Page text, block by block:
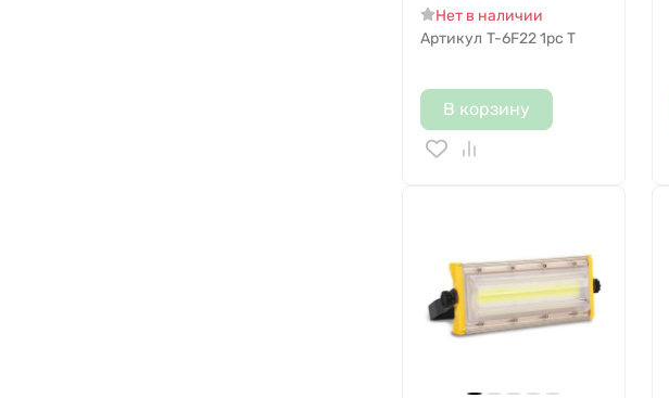
Нет в наличии
Артикул T-6F22 1pc T
В корзину